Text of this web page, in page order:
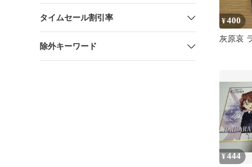
タイムセール割引率
除外キーワード
¥400
灰原哀
¥444